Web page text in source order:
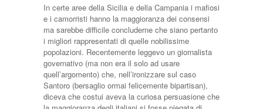
In certe aree della Sicilia e della Campania i mafiosi
e i camorristi hanno la maggioranza dei consensi
ma sarebbe difficile concluderne che siano pertanto
i migliori rappresentati di quelle nobilissime
popolazioni. Recentemente leggevo un giornalista
governativo (ma non era il solo ad usare
quell’argomento) che, nell’ironizzare sul caso
Santoro (bersaglio ormai felicemente bipartisan),
diceva che costui aveva la curiosa persuasione che